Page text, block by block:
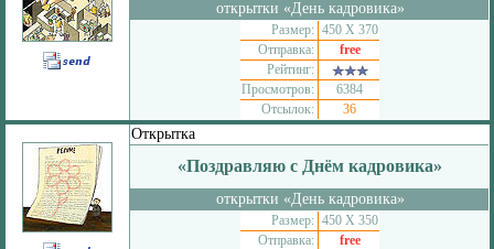
открытки «День кадровика»
Размер: 450 Х 370
Отправка:
free
Рейтинг:
Просмотров:
6384
Отсылок:
36
Открытка
«Поздравляю с Днём кадровика»
открытки «День кадровика»
Размер: 450 Х 350
Отправка:
free